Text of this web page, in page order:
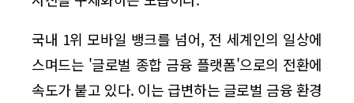
국내 1위 모바일 뱅크를 넘어, 전 세계인의 일상에
스며드는 '글로벌 종합 금융 플랫폼'으로의 전환에
속도가 붙고 있다. 이는 급변하는 글로벌 금융 환경